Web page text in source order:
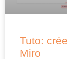
Tuto:
Miro